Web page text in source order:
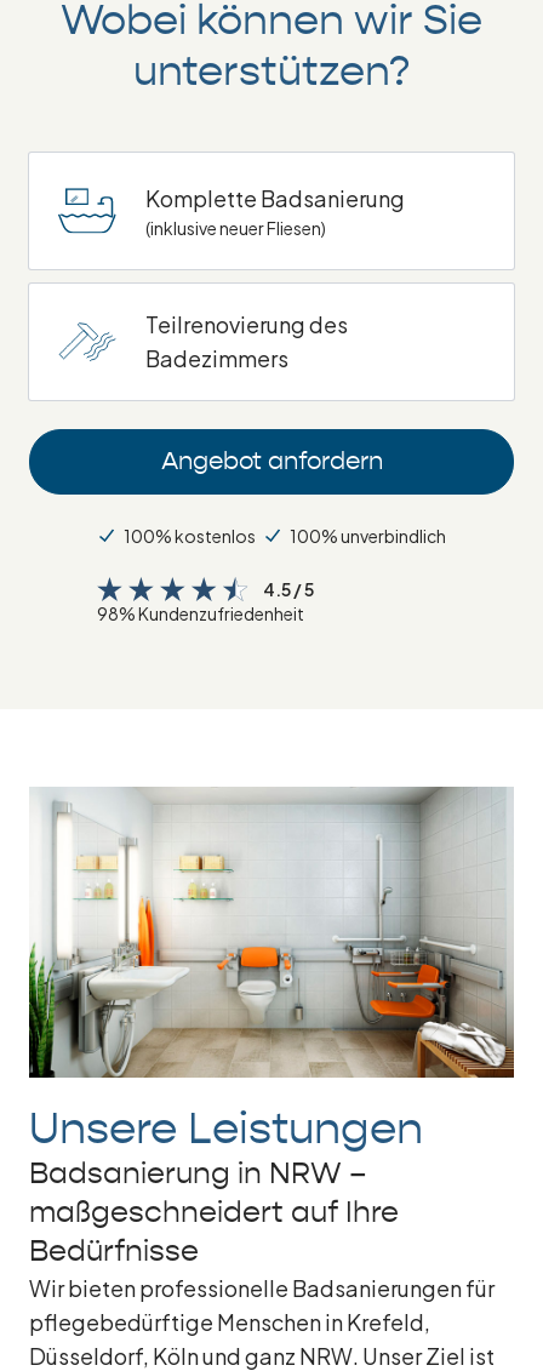
Wobei können wir Sie
unterstützen?
Komplette Badsanierung
(inklusive neuer Fliesen)
Teilrenovierung des
Badezimmers
Angebot anfordern
100% kostenlos 100% unverbindlich
4.5 / 5
98% Kundenzufriedenheit
Unsere Leistungen
Badsanierung in NRW –
maßgeschneidert auf Ihre
Bedürfnisse
Wir bieten professionelle Badsanierungen für
pflegebedürftige Menschen in Krefeld,
Düsseldorf, Köln und ganz NRW. Unser Ziel ist